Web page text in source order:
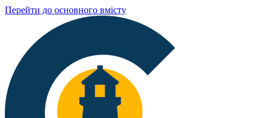
Перейти до основного вмісту